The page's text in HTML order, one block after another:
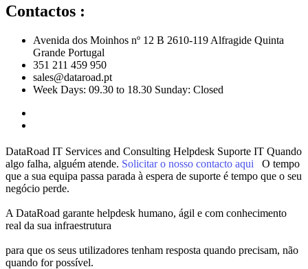
Contactos :
Avenida dos Moinhos nº 12 B 2610-119 Alfragide Quinta
Grande Portugal
351 211 459 950
sales@dataroad.pt
Week Days: 09.30 to 18.30 Sunday: Closed
DataRoad IT Services and Consulting Helpdesk Suporte IT Quando
algo falha, alguém atende. Solicitar o nosso contacto aqui
O tempo
que a sua equipa passa parada à espera de suporte é tempo que o seu
negócio perde.
A DataRoad garante helpdesk humano, ágil e com conhecimento
real da sua infraestrutura
para que os seus utilizadores tenham resposta quando precisam, não
quando for possível.